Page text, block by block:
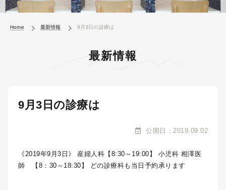
Home 最新情報 9月3日の診療は
最新情報
9月3日の診療は
公開日：2019.09.02
《2019年9月3日》 産婦人科【8:30～19:00】 小児科 相澤医
師 【8：30～18:30】 どの診療科も当日予約承ります